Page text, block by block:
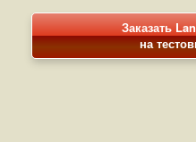
Заказать
на